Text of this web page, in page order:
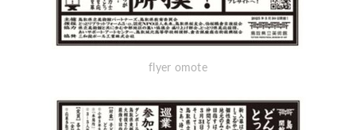
flyer omote